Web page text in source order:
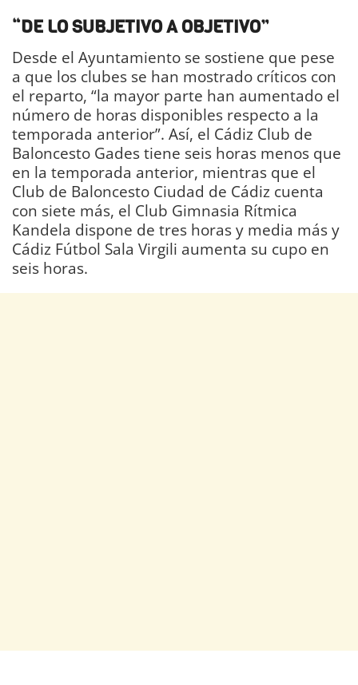
“DE LO SUBJETIVO A OBJETIVO”
Desde el Ayuntamiento se sostiene que pese
a que los clubes se han mostrado críticos con
el reparto, “la mayor parte han aumentado el
número de horas disponibles respecto a la
temporada anterior”. Así, el Cádiz Club de
Baloncesto Gades tiene seis horas menos que
en la temporada anterior, mientras que el
Club de Baloncesto Ciudad de Cádiz cuenta
con siete más, el Club Gimnasia Rítmica
Kandela dispone de tres horas y media más y
Cádiz Fútbol Sala Virgili aumenta su cupo en
seis horas.